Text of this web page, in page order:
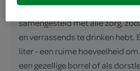
citroenen. Gwoon heeft deze
samengesteld met alle zorg,
en verrassends te drinken hebt.
liter - een ruime hoeveelheid
een gezellige borrel of als